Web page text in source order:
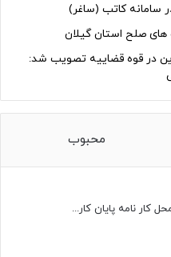
سامانه کاتب (ساغر)
صلح استان گیلان
در قوه قضاییه تصویب شد:
محبوب
کار نامه پایان کار...